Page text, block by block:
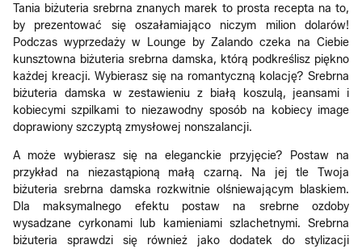
Tania biżuteria srebrna znanych marek to prosta recepta na to,
by prezentować się oszałamiająco niczym milion dolarów!
Podczas wyprzedaży w Lounge by Zalando czeka na Ciebie
kunsztowna biżuteria srebrna damska, którą podkreślisz piękno
każdej kreacji. Wybierasz się na romantyczną kolację? Srebrna
biżuteria damska w zestawieniu z białą koszulą, jeansami i
kobiecymi szpilkami to niezawodny sposób na kobiecy image
doprawiony szczyptą zmysłowej nonszalancji.
A może wybierasz się na eleganckie przyjęcie? Postaw na
przykład na niezastąpioną małą czarną. Na jej tle Twoja
biżuteria srebrna damska rozkwitnie olśniewającym blaskiem.
Dla maksymalnego efektu postaw na srebrne ozdoby
wysadzane cyrkonami lub kamieniami szlachetnymi. Srebrna
biżuteria sprawdzi się również jako dodatek do stylizacji